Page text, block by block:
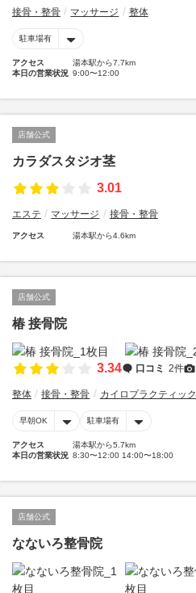
接骨・整骨 マッサージ 整体
駐車場有
アクセス
湯本駅から7.7km
本日の営業状況 9:00〜12:00
店舗公式
カラダスタジオ茎
3.01
エステ マッサージ 接骨・整骨
アクセス 湯本駅から4.6km
店舗公式
椿 接骨院
3.34 口コミ 2件
整体 接骨・整骨 カイロプラクティック
早朝OK 駐車場有
アクセス
湯本駅から5.7km
本日の営業状況 8:30〜12:00 14:00〜18:00
店舗公式
なないろ整骨院